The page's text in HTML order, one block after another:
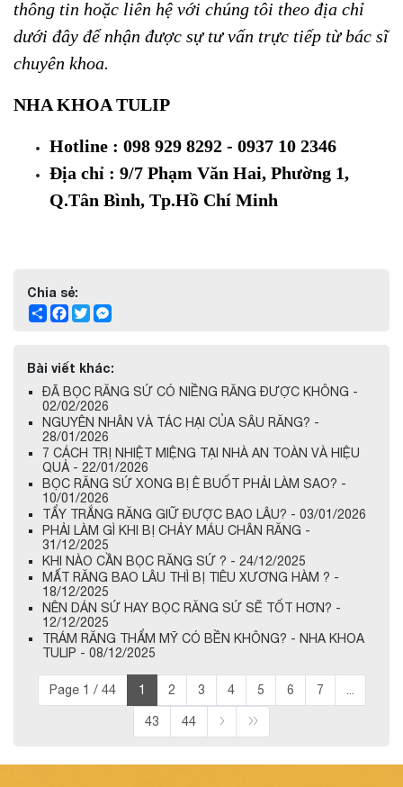
thông tin hoặc liên hệ với chúng tôi theo địa chỉ
dưới đây để nhận được sự tư vấn trực tiếp từ bác sĩ
chuyên khoa.
NHA KHOA TULIP
Hotline : 098 929 8292 - 0937 10 2346
Địa chỉ : 9/7 Phạm Văn Hai, Phường 1,
Q.Tân Bình, Tp.Hồ Chí Minh
Chia sẻ:
ShareFacebook
Twitter
Bài viết khác:
ĐÃ BỌC RĂNG SỨ CÓ NIỀNG RĂNG ĐƯỢC KHÔNG -
02/02/2026
NGUYÊN NHÂN VÀ TÁC HẠI CỦA SÂU RĂNG? -
28/01/2026
7 CÁCH TRỊ NHIỆT MIỆNG TẠI NHÀ AN TOÀN VÀ HIỆU
QUẢ - 22/01/2026
BỌC RĂNG SỨ XONG BỊ Ê BUỐT PHẢI LÀM SAO? -
10/01/2026
TẨY TRẮNG RĂNG GIỮ ĐƯỢC BAO LÂU? - 03/01/2026
PHẢI LÀM GÌ KHI BỊ CHẢY MÁU CHÂN RĂNG -
31/12/2025
KHI NÀO CẦN BỌC RĂNG SỨ ? - 24/12/2025
MẤT RĂNG BAO LÂU THÌ BỊ TIÊU XƯƠNG HÀM ? -
18/12/2025
NÊN DÁN SỨ HAY BỌC RĂNG SỨ SẼ TỐT HƠN? -
12/12/2025
TRÁM RĂNG THẨM MỸ CÓ BỀN KHÔNG? - NHA KHOA
TULIP - 08/12/2025
Page 1 / 44 1 2 3 4 5 6 7
43 44